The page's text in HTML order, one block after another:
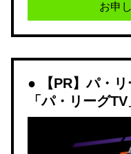
お申
【PR】パ・
「パ・リーグ